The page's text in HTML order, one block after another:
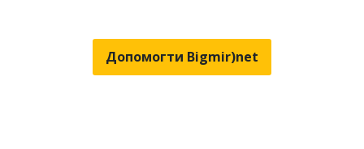
Допомогти Bigmir)net